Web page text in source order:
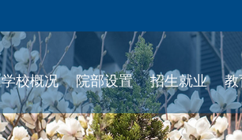
学校概况 院部设置 招生就业 教